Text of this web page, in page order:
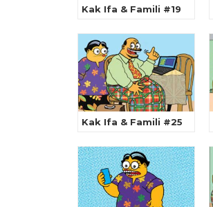
Kak Ifa & Famili #19
Kak Ifa & Famili #25